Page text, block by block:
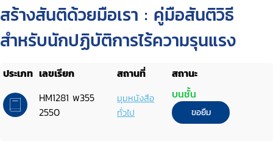
สร้างสันติด้วยมือเรา : คู่มือสันติวิธี
สำหรับนักปฏิบัติการไร้ความรุนแรง
ประเภท เลขเรียก สถานที่
สถานะ
HM1281 พ355
2550
มุมหนังสือ
ทั่วไป
บนชั้น
ขอยืม